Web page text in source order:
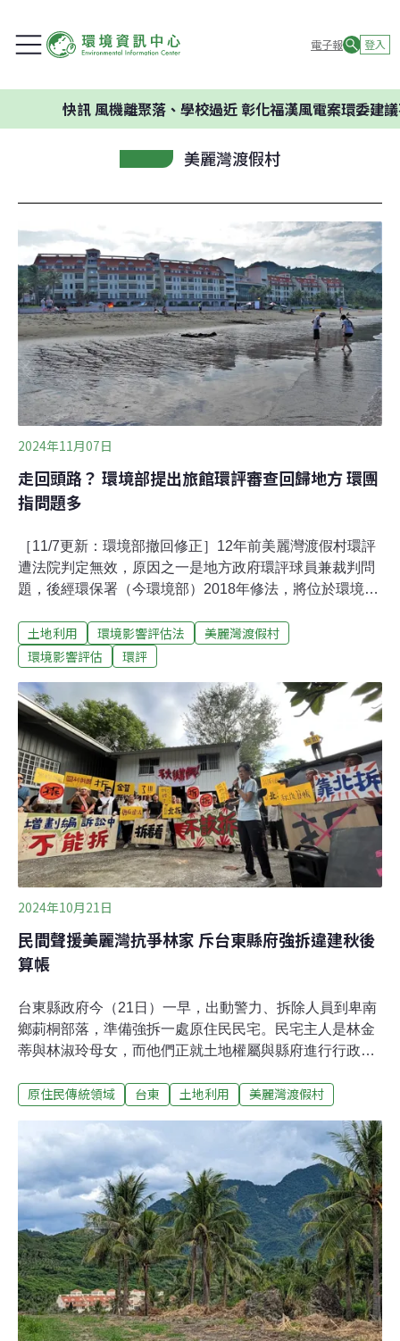
電子報 登入
風機離聚落、學校過近 彰化福漢風電案環委建議不應開發
美麗灣渡假村
2024年11月07日
走回頭路？ 環境部提出旅館環評審查回歸地方 環團
指問題多
［11/7更新：環境部撤回修正］12年前美麗灣渡假村環評
遭法院判定無效，原因之一是地方政府環評球員兼裁判問
題，後經環保署（今環境部）2018年修法，將位於環境敏
境部昨（6）日發布新聞稿，預告明年7月起旅館環評審查
權全面回歸地方。環境部長彭啟明表示，環境部恐怕應付
任。環境部官員說，如果地方沒有能力審查，會盡力輔
導。環保團體則認為，地方環評問題多，旅館審查權下
放，恐使環評淪為橡皮圖章。面對外界諸多疑慮，彭啟明
今（7）日下午宣布，暫不修改旅館開發案的環評審查
權。美麗灣改變旅館環評制度 今環境部擬走回頭路
土地利用 環境影響評估法
美麗灣渡假村
環境影響評估
環評
2024年10月21日
民間聲援美麗灣抗爭林家 斥台東縣府強拆違建秋後
算帳
台東縣政府今（21日）一早，出動警力、拆除人員到卑南
鄉莿桐部落，準備強拆一處原住民民宅。民宅主人是林金
蒂與林淑玲母女，而他們正就土地權屬與縣府進行行政訴
能拆」、「拒絕秋後算帳 捍衛土地正義」，這些口號源於
買回的美麗灣建築物，而林家位於其南側，林家也一直是
反美麗灣的重要基地。莿桐部落阿美族長期世居 原保地增
編申請遭縣府駁回荒野保護協會台東分會的蘇雅婷表示，
過去十幾年以來，林家一直是反對美麗灣運動的重要基
地。此處是莿桐部落，是阿美族人長期的生活空間、聚
落。莿桐部落族人進入杉原莿桐區域內生活、種植也數十
載，無論是縣府早期經營的海水浴場，抑或引發衝突的美
麗灣渡假村，都是比部落、林家晚來的建設。林淑玲表
示，林家早在2009年就申請原住民保留地增劃編，卑南鄉
公所認定初審通過，中間歷經多個程序，
原住民傳統領域 台東 土地利用 美麗灣渡假村